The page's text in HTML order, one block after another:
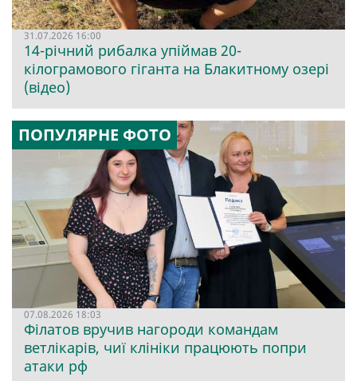
31.07.2026 16:00
14-річний рибалка упіймав 20-
кілограмового гіганта на Блакитному озері
(відео)
ПОПУЛЯРНЕ ФОТО
07.08.2026 18:03
Філатов вручив нагороди командам
ветлікарів, чиї клініки працюють попри
атаки рф